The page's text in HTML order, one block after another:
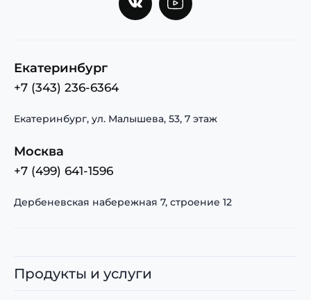
Екатеринбург
+7 (343) 236-6364
Екатеринбург, ул. Малышева, 53, 7 этаж
Москва
+7 (499) 641-1596
Дербеневская набережная 7, строение 12
Продукты и услуги